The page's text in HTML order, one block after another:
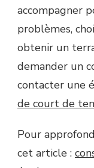
accompagner
problèmes,
obtenir un
demander un
contacter une
de court de
Pour
cet article :